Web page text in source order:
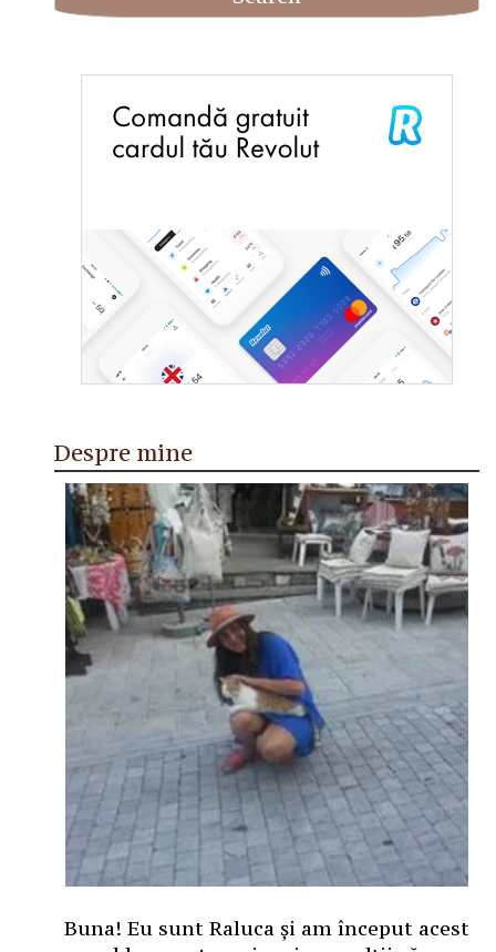
Despre mine
Buna! Eu sunt Raluca și am început acest